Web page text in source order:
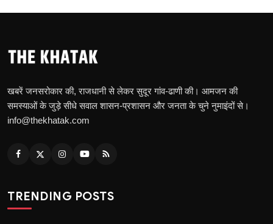
खबरें जनसरोकार की, राजधानी से लेकर सुदूर गांव-ढाणी की। आमजन की
समस्याओं के जुड़े सीधे सवाल शासन-प्रशासन और जनता के चुने नुमाइंदों से।
info@thekhatak.com
TRENDING POSTS